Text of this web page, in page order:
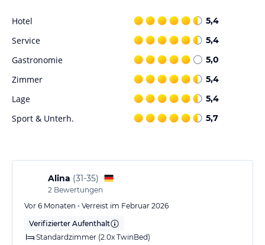
Hotel 5,4
Service 5,4
Gastronomie 5,0
Zimmer 5,4
Lage 5,4
Sport & Unterh. 5,7
Alina (31-35)
2 Bewertungen
Vor 6 Monaten • Verreist im Februar 2026
Verifizierter Aufenthalt
Standardzimmer (2.0x TwinBed)